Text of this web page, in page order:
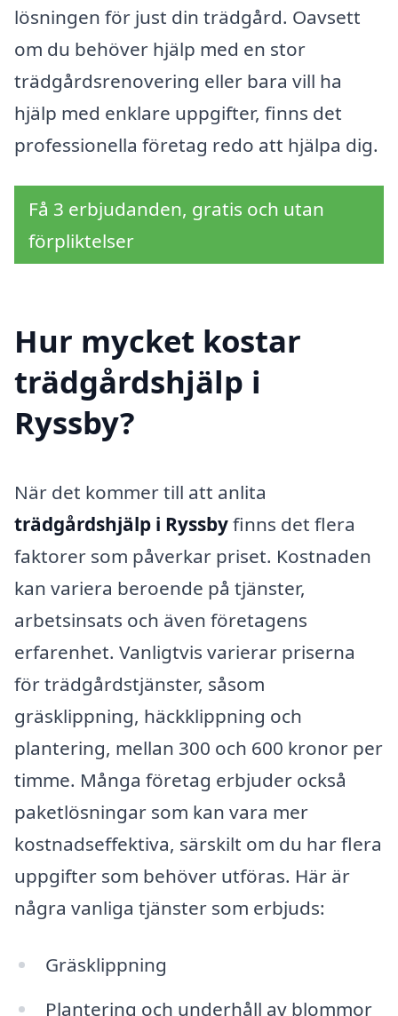
lösningen för just din trädgård. Oavsett
om du behöver hjälp med en stor
trädgårdsrenovering eller bara vill ha
hjälp med enklare uppgifter, finns det
professionella företag redo att hjälpa dig.
Få 3 erbjudanden, gratis och utan
förpliktelser
Hur mycket kostar
trädgårdshjälp i
Ryssby?
När det kommer till att anlita
trädgårdshjälp i Ryssbyfinns det flera
faktorer som påverkar priset. Kostnaden
kan variera beroende på tjänster,
arbetsinsats och även företagens
erfarenhet. Vanligtvis varierar priserna
för trädgårdstjänster, såsom
gräsklippning, häckklippning och
plantering, mellan 300 och 600 kronor per
timme. Många företag erbjuder också
paketlösningar som kan vara mer
kostnadseffektiva, särskilt om du har flera
uppgifter som behöver utföras. Här är
några vanliga tjänster som erbjuds:
Gräsklippning
Plantering och underhåll av blommor